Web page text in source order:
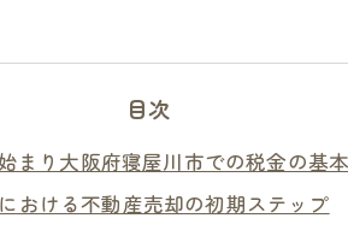
目次
まり大阪府寝屋川市での税金の基本
おける不動産売却の初期ステップ